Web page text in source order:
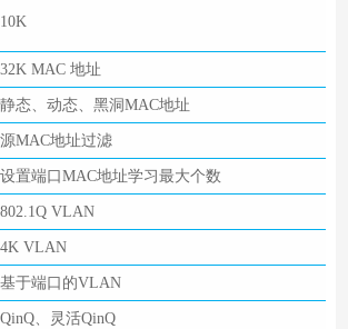
MAC 地址
态、动态、黑洞MAC地址
MAC地址过滤
置端口MAC地址学习最大个数
VLAN
VLAN
于端口的VLAN
、灵活QinQ